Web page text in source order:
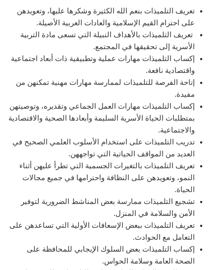
تعريف التلميذات بنعم الله الكثيرة وشكرها عليها، وتعويدهن
على احترام القيم الإسلامية والعادات العربية الأصيلة.
تعريف التلميذات بالأهداف النبيلة التي تسعى مادة التربية
الأسرية إلى تحقيقها في المجتمع.
إكساب التلميذات مهارات عملية وتطبيقية ذات أبعاد اجتماعية
واقتصادية نافعة.
إتاحة الفرصة للتلميذات لممارسة مهارات مهنية تمكنهن من
مفيدة.
إكساب التلميذات مهارات العمل الجماعي وتقديره، وتوصيتهن
بمتطلبات الحياة الأسرية السليمة وأبعادها الصحية والاقتصادية
والاجتماعية.
تدريب التلميذات على استخدام الأسلوب العلمي الصحيح في
العديد من المواقف الحياتية التي تواجههن.
تعريف التلميذات بالتغيرات الجسمية التي تطرأ عليهن أثناء
النمو، وتعويدهن على النظافة واحترامها في جميع مجالات
الحياة.
تشجيع التلميذات ممارسة بعض المناشط الضرورية لتوفير
الأمن والسلامة في المنزل.
تعريف التلميذات ببعض الإسعافات الأولية التي تساعدهن على
التعامل مع الحوادث.
إكساب التلميذات بعض السلوك الإيجابي للمحافظة على
الصحة العامة وسلامة الحواس.